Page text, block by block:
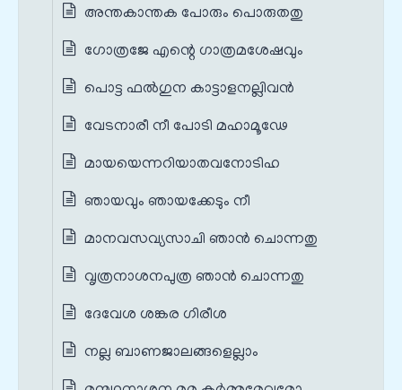
അന്തകാന്തക പോരും പൊരുതതു
ഗോത്രജേ എന്റെ ഗാത്രമശേഷവും
പൊട്ട ഫൽഗുന കാട്ടാളനല്ലിവൻ
വേടനാരീ നീ പോടി മഹാമൂഢേ
മായയെന്നറിയാതവനോടിഹ
ഞായവും ഞായക്കേടും നീ
മാനവസവ്യസാചി ഞാൻ ചൊന്നതു
വൃത്രനാശനപുത്ര ഞാൻ ചൊന്നതു
ദേവേശ ശങ്കര ഗിരീശ
നല്ല ബാണജാലങ്ങളെല്ലാം